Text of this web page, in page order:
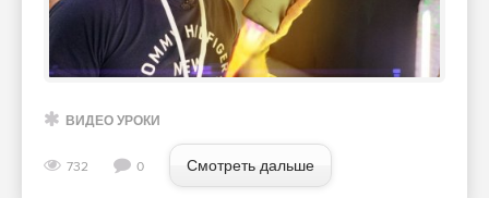
ВИДЕО УРОКИ
732 0 Смотреть дальше